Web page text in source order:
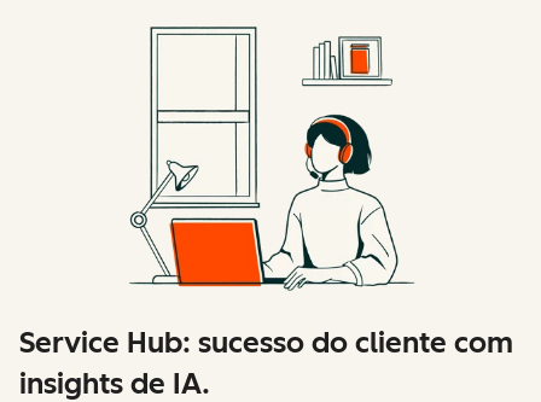
Service Hub: sucesso do cliente com
insights de IA.